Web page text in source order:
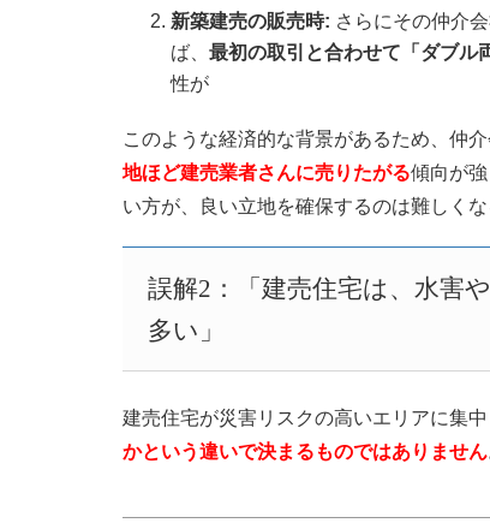
新築建売の販売時: さらにその仲介
ば、 最初の取引と合わせて「ダブル
性が
このような経済的な背景があるため、仲
地ほど建売業者さんに売りたがる傾向が
い方が、良い立地を確保するのは難しく
誤解2：「建売住宅は、水害
多い」
建売住宅が災害リスクの高いエリアに集
かという違いで決まるものではありません